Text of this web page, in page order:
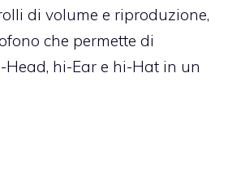
di volume e riproduzione,
che permette di
hi-Ear e hi-Hat in un